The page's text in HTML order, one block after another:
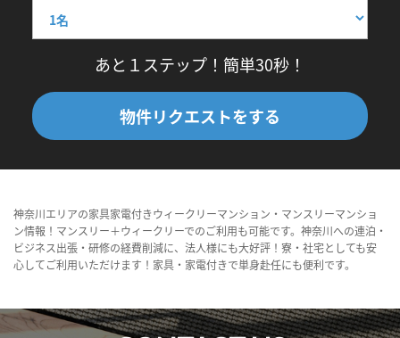
あと１ステップ！簡単30秒！
物件リクエストをする
神奈川エリアの家具家電付きウィークリーマンション・マンスリーマンショ
ン情報！マンスリー＋ウィークリーでのご利用も可能です。神奈川への連泊・
ビジネス出張・研修の経費削減に、法人様にも大好評！寮・社宅としても安
心してご利用いただけます！家具・家電付きで単身赴任にも便利です。